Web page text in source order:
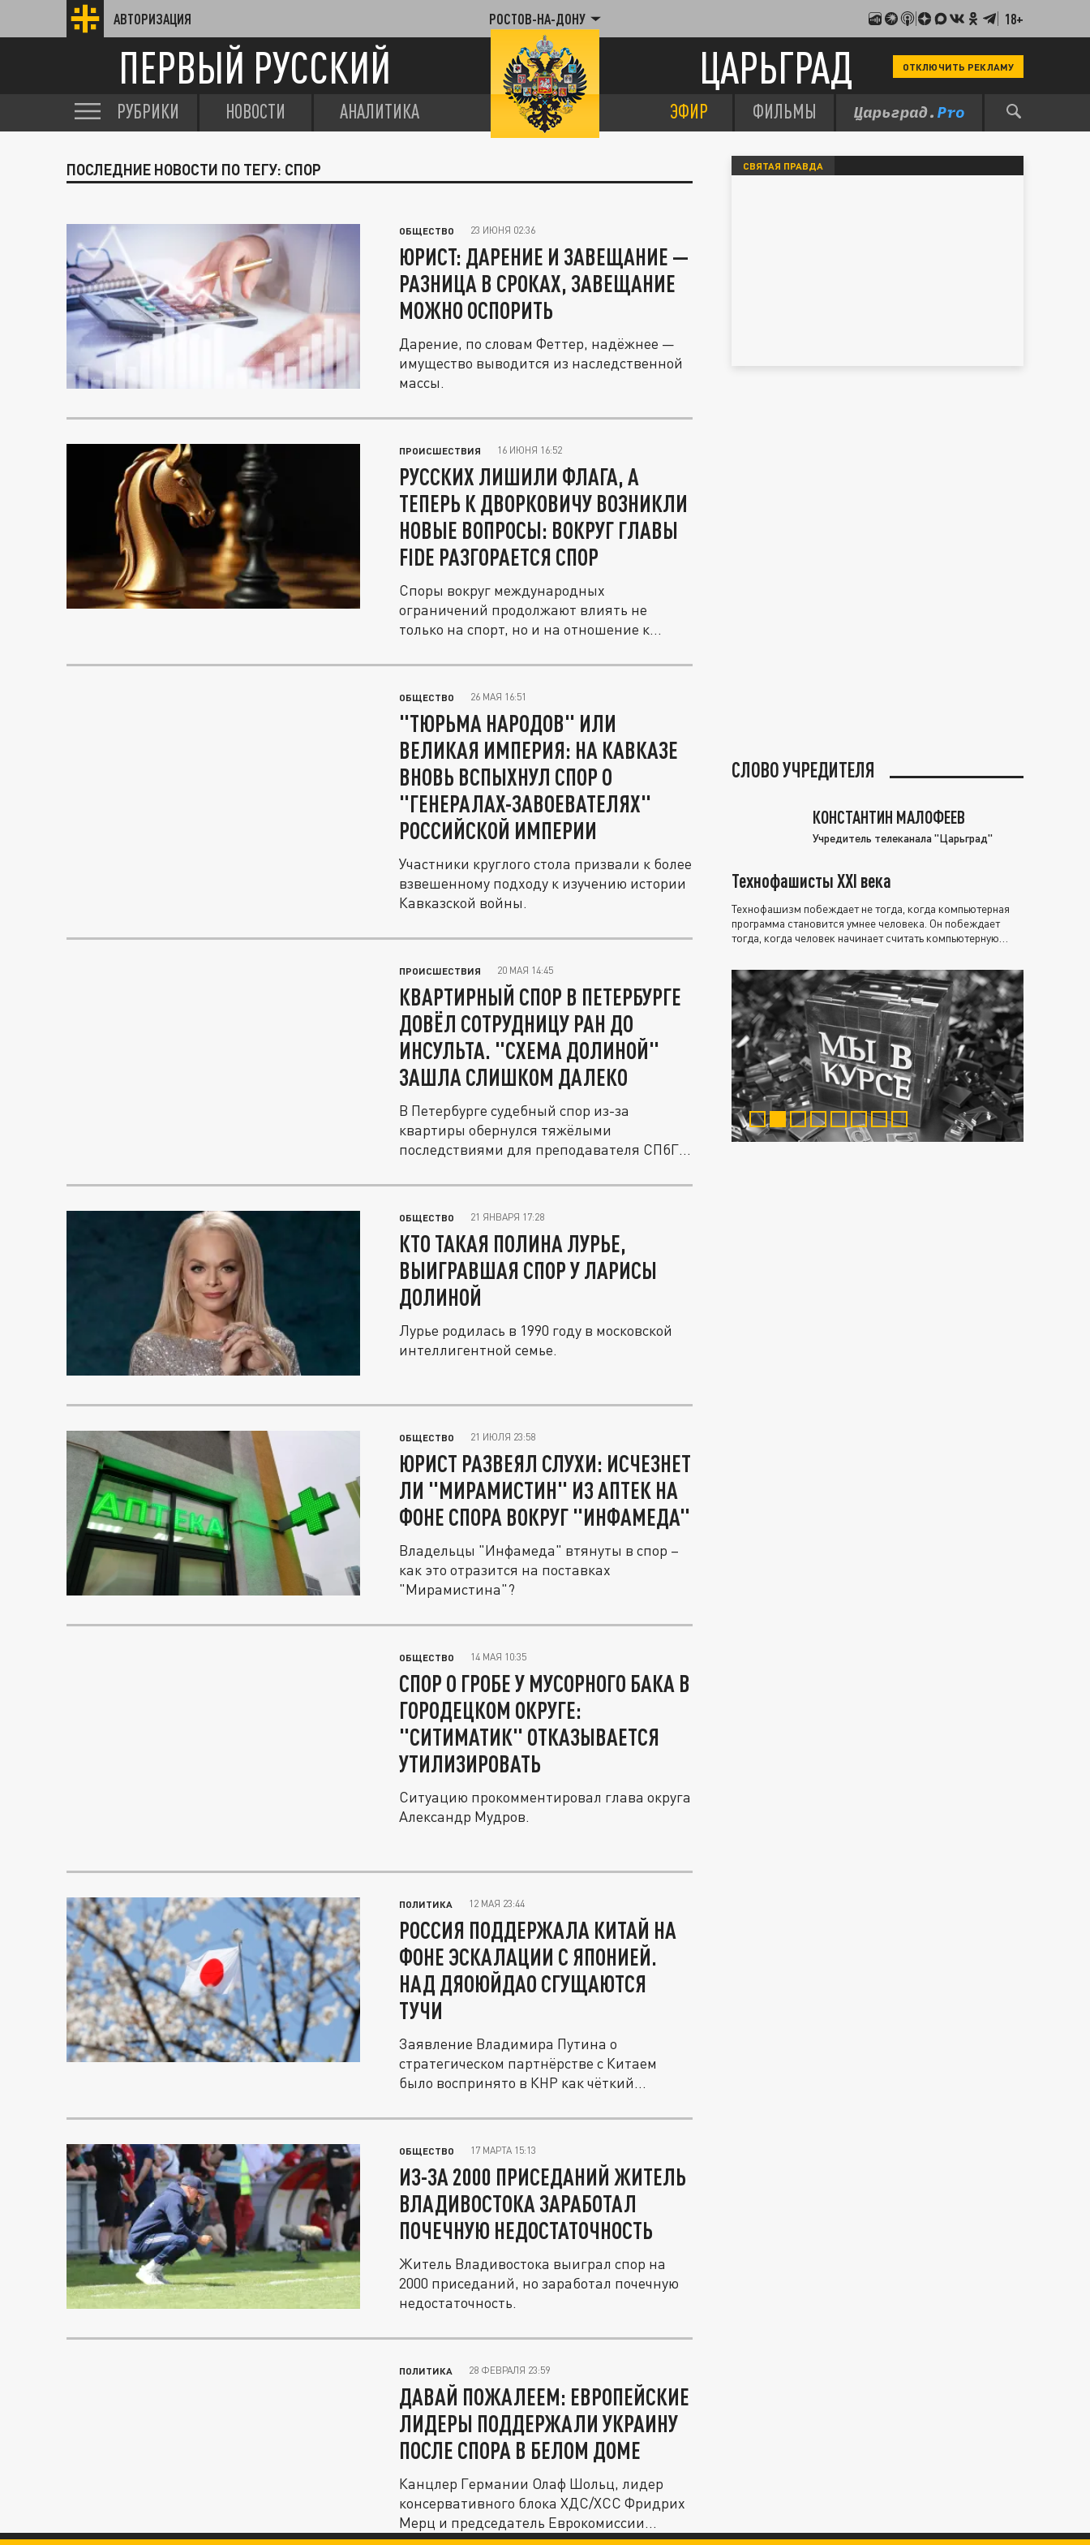
АВТОРИЗАЦИЯ РОСТОВ-НА-ДОНУ 18+
ПЕРВЫЙ РУССКИЙ ЦАРЬГРАД ОТКЛЮЧИТЬ РЕКЛАМУ
РУБРИКИ НОВОСТИ АНАЛИТИКА ЭФИР ФИЛЬМЫ
ПОСЛЕДНИЕ НОВОСТИ ПО ТЕГУ: СПОР
ОБЩЕСТВО 23 ИЮНЯ 02:36
ЮРИСТ: ДАРЕНИЕ И ЗАВЕЩАНИЕ —
РАЗНИЦА В СРОКАХ, ЗАВЕЩАНИЕ
МОЖНО ОСПОРИТЬ
Дарение, по словам Феттер, надёжнее —
имущество выводится из наследственной
массы.
ПРОИСШЕСТВИЯ 16 ИЮНЯ 16:52
РУССКИХ ЛИШИЛИ ФЛАГА, А
ТЕПЕРЬ К ДВОРКОВИЧУ ВОЗНИКЛИ
НОВЫЕ ВОПРОСЫ: ВОКРУГ ГЛАВЫ
FIDE РАЗГОРАЕТСЯ СПОР
Споры вокруг международных
ограничений продолжают влиять не
только на спорт, но и на отношение к
ОБЩЕСТВО 26 МАЯ 16:51
"ТЮРЬМА НАРОДОВ" ИЛИ
ВЕЛИКАЯ ИМПЕРИЯ: НА КАВКАЗЕ
ВНОВЬ ВСПЫХНУЛ СПОР О
"ГЕНЕРАЛАХ-ЗАВОЕВАТЕЛЯХ"
РОССИЙСКОЙ ИМПЕРИИ
Участники круглого стола призвали к более
взвешенному подходу к изучению истории
Кавказской войны.
ПРОИСШЕСТВИЯ 20 МАЯ 14:45
КВАРТИРНЫЙ СПОР В ПЕТЕРБУРГЕ
ДОВЁЛ СОТРУДНИЦУ РАН ДО
ИНСУЛЬТА. "СХЕМА ДОЛИНОЙ"
ЗАШЛА СЛИШКОМ ДАЛЕКО
В Петербурге судебный спор из-за
квартиры обернулся тяжёлыми
последствиями для преподавателя СПбГУ
ОБЩЕСТВО 21 ЯНВАРЯ 17:28
КТО ТАКАЯ ПОЛИНА ЛУРЬЕ,
ВЫИГРАВШАЯ СПОР У ЛАРИСЫ
ДОЛИНОЙ
Лурье родилась в 1990 году в московской
интеллигентной семье.
ОБЩЕСТВО 21 ИЮЛЯ 23:58
ЮРИСТ РАЗВЕЯЛ СЛУХИ: ИСЧЕЗНЕТ
ЛИ "МИРАМИСТИН" ИЗ АПТЕК НА
ФОНЕ СПОРА ВОКРУГ "ИНФАМЕДА"
Владельцы "Инфамеда" втянуты в спор –
как это отразится на поставках
"Мирамистина"?
ОБЩЕСТВО 14 МАЯ 10:35
СПОР О ГРОБЕ У МУСОРНОГО БАКА В
ГОРОДЕЦКОМ ОКРУГЕ:
"СИТИМАТИК" ОТКАЗЫВАЕТСЯ
УТИЛИЗИРОВАТЬ
Ситуацию прокомментировал глава округа
Александр Мудров.
ПОЛИТИКА 12 МАЯ 23:44
РОССИЯ ПОДДЕРЖАЛА КИТАЙ НА
ФОНЕ ЭСКАЛАЦИИ С ЯПОНИЕЙ.
НАД ДЯОЮЙДАО СГУЩАЮТСЯ
ТУЧИ
Заявление Владимира Путина о
стратегическом партнёрстве с Китаем
было воспринято в КНР как чёткий
ОБЩЕСТВО 17 МАРТА 15:13
ИЗ-ЗА 2000 ПРИСЕДАНИЙ ЖИТЕЛЬ
ВЛАДИВОСТОКА ЗАРАБОТАЛ
ПОЧЕЧНУЮ НЕДОСТАТОЧНОСТЬ
Житель Владивостока выиграл спор на
2000 приседаний, но заработал почечную
недостаточность.
ПОЛИТИКА 28 ФЕВРАЛЯ 23:59
ДАВАЙ ПОЖАЛЕЕМ: ЕВРОПЕЙСКИЕ
ЛИДЕРЫ ПОДДЕРЖАЛИ УКРАИНУ
ПОСЛЕ СПОРА В БЕЛОМ ДОМЕ
Канцлер Германии Олаф Шольц, лидер
консервативного блока ХДС/ХСС Фридрих
Мерц и председатель Еврокомиссии...
СВЯТАЯ ПРАВДА
СЛОВО УЧРЕДИТЕЛЯ
КОНСТАНТИН МАЛОФЕЕВ
Учредитель телеканала "Царьград"
Технофашисты XXI века
Технофашизм побеждает не тогда, когда компьютерная
программа становится умнее человека. Он побеждает
тогда, когда человек начинает считать компьютерную